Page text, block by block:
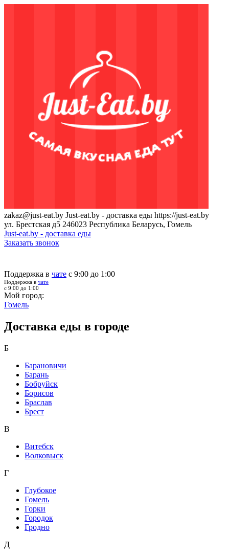
zakaz@just-eat.by Just-eat.by - доставка еды https://just-eat.by
ул. Брестская д5 246023 Республика Беларусь, Гомель
Just-eat.by - доставка еды
Заказать звонок
Поддержка в чате с 9:00 до 1:00
Поддержка в чате
с 9:00 до 1:00
Мой город:
Гомель
Доставка еды в городе
Б
Барановичи
Барань
Бобруйск
Борисов
Браслав
Брест
В
Витебск
Волковыск
Г
Глубокое
Гомель
Горки
Городок
Гродно
Д